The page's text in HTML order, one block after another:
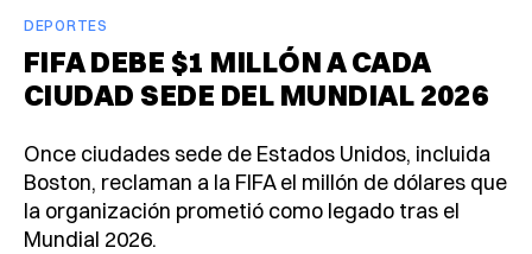
DEPORTES
FIFA DEBE $1 MILLÓN A CADA
CIUDAD SEDE DEL MUNDIAL 2026
Once ciudades sede de Estados Unidos, incluida
Boston, reclaman a la FIFA el millón de dólares que
la organización prometió como legado tras el
Mundial 2026.